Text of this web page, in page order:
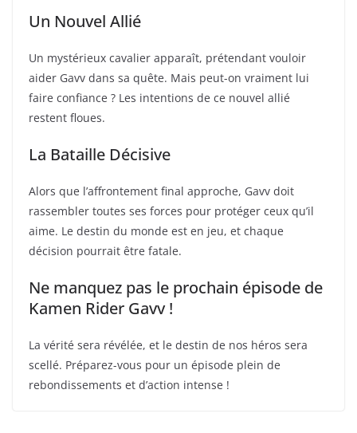
Un Nouvel Allié
Un mystérieux cavalier apparaît, prétendant vouloir
aider Gavv dans sa quête. Mais peut-on vraiment lui
faire confiance ? Les intentions de ce nouvel allié
restent floues.
La Bataille Décisive
Alors que l’affrontement final approche, Gavv doit
rassembler toutes ses forces pour protéger ceux qu’il
aime. Le destin du monde est en jeu, et chaque
décision pourrait être fatale.
Ne manquez pas le prochain épisode de
Kamen Rider Gavv !
La vérité sera révélée, et le destin de nos héros sera
scellé. Préparez-vous pour un épisode plein de
rebondissements et d’action intense !